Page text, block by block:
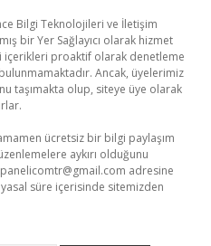
Bilgi Teknolojileri ve İletişim
bir Yer Sağlayıcı olarak hizmet
içerikleri proaktif olarak denetleme
Ancak, üyelerimiz
taşımakta olup, siteye üye olarak
ücretsiz bir bilgi paylaşım
aykırı olduğunu
adresine
süre içerisinde sitemizden